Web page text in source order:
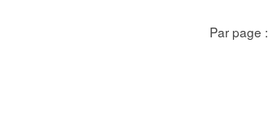
Par page :